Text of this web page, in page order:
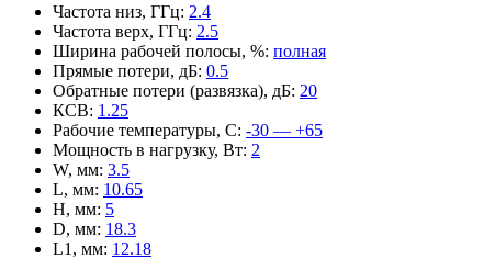
Частота низ, ГГц: 2.4
Частота верх, ГГц: 2.5
Ширина рабочей полосы, %: полная
Прямые потери, дБ: 0.5
Обратные потери (развязка), дБ: 20
КСВ: 1.25
Рабочие температуры, С: -30 — +65
Мощность в нагрузку, Вт: 2
W, мм: 3.5
L, мм: 10.65
H, мм: 5
D, мм: 18.3
L1, мм: 12.18